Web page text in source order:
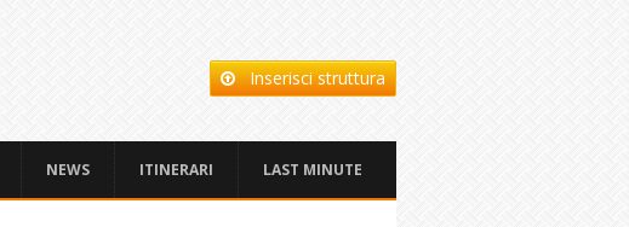
Inserisci struttura
NEWS ITINERARI LAST MINUTE